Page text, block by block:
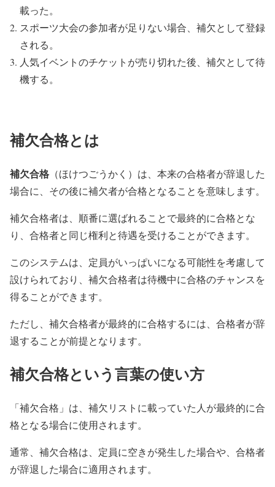
載った。
スポーツ大会の参加者が足りない場合、補欠として登録
される。
人気イベントのチケットが売り切れた後、補欠として待
機する。
補欠合格とは
補欠合格 （ほけつごうかく）は、本来の合格者が辞退した
場合に、その後に補欠者が合格となることを意味します。
補欠合格者は、順番に選ばれることで最終的に合格とな
り、合格者と同じ権利と待遇を受けることができます。
このシステムは、定員がいっぱいになる可能性を考慮して
設けられており、補欠合格者は待機中に合格のチャンスを
得ることができます。
ただし、補欠合格者が最終的に合格するには、合格者が辞
退することが前提となります。
補欠合格という言葉の使い方
「補欠合格」は、補欠リストに載っていた人が最終的に合
格となる場合に使用されます。
通常、補欠合格は、定員に空きが発生した場合や、合格者
が辞退した場合に適用されます。